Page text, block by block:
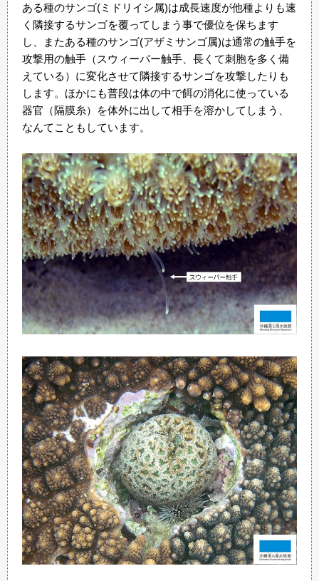
ある種のサンゴ(ミドリイシ属)は成長速度が他種よりも速
く隣接するサンゴを覆ってしまう事で優位を保ちます
し、またある種のサンゴ(アザミサンゴ属)は通常の触手を
攻撃用の触手（スウィーパー触手、長くて刺胞を多く備
えている）に変化させて隣接するサンゴを攻撃したりも
します。ほかにも普段は体の中で餌の消化に使っている
器官（隔膜糸）を体外に出して相手を溶かしてしまう、
なんてこともしています。